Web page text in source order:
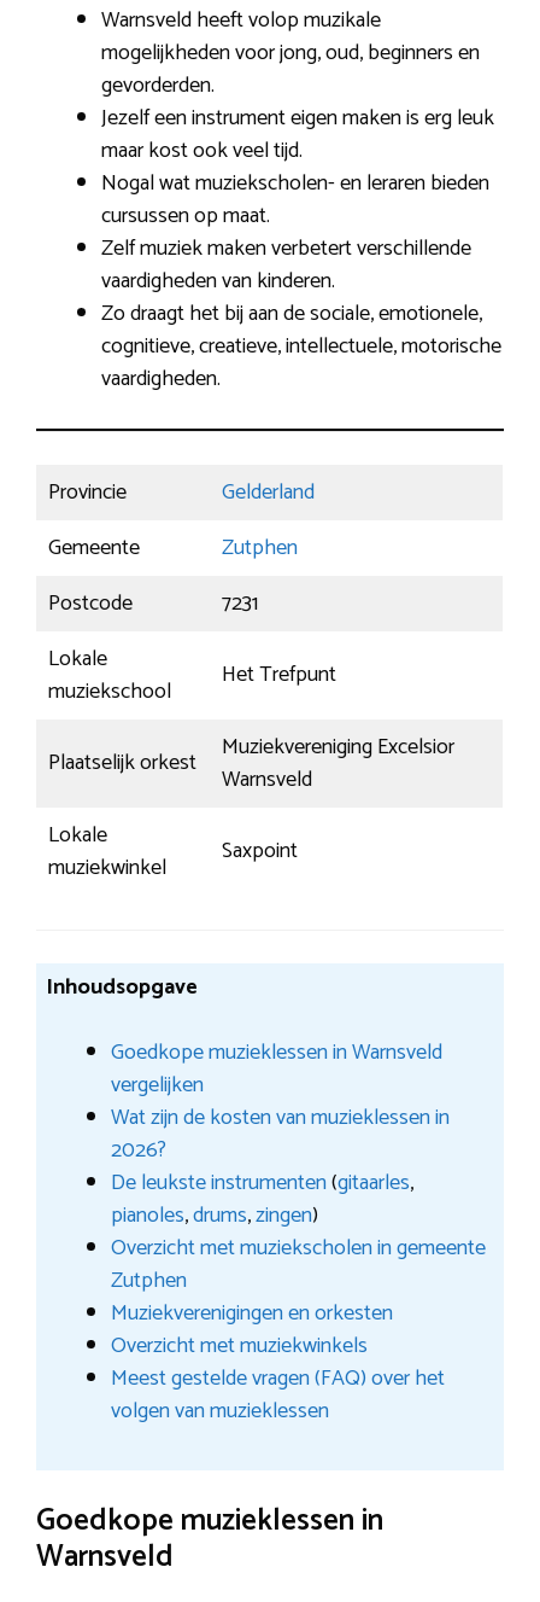
Warnsveld heeft volop muzikale
mogelijkheden voor jong, oud, beginners en
gevorderden.
Jezelf een instrument eigen maken is erg leuk
maar kost ook veel tijd.
Nogal wat muziekscholen- en leraren bieden
cursussen op maat.
Zelf muziek maken verbetert verschillende
vaardigheden van kinderen.
Zo draagt het bij aan de sociale, emotionele,
cognitieve, creatieve, intellectuele, motorische
vaardigheden.
Provincie
Gelderland
Gemeente
Zutphen
Postcode
7231
Lokale
muziekschool
Het Trefpunt
Plaatselijk orkest
Muziekvereniging Excelsior
Warnsveld
Lokale
muziekwinkel
Saxpoint
Inhoudsopgave
Goedkope muzieklessen in Warnsveld
vergelijken
Wat zijn de kosten van muzieklessen in
2026?
De leukste instrumenten(gitaarles,
pianoles,drums,zingen)
Overzicht met muziekscholen in gemeente
Zutphen
Muziekverenigingen en orkesten
Overzicht met muziekwinkels
Meest gestelde vragen (FAQ) over het
volgen van muzieklessen
Goedkope muzieklessen in
Warnsveld